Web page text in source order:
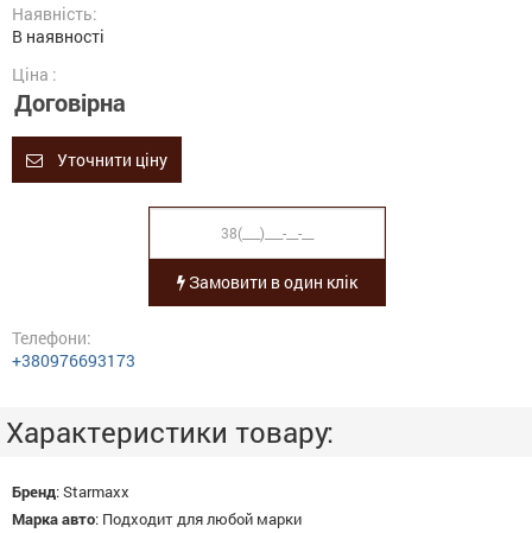
Наявність:
В наявності
Ціна :
Договірна
Уточнити ціну
Замовити в один клік
Телефони:
+380976693173
Характеристики товару:
Бренд:Starmaxx
Марка авто: Подходит для любой марки